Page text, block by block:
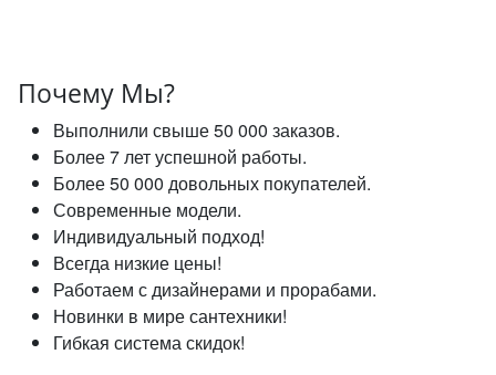
Почему Мы?
Выполнили свыше 50 000 заказов.
Более 7 лет успешной работы.
Более 50 000 довольных покупателей.
Современные модели.
Индивидуальный подход!
Всегда низкие цены!
Работаем с дизайнерами и прорабами.
Новинки в мире сантехники!
Гибкая система скидок!